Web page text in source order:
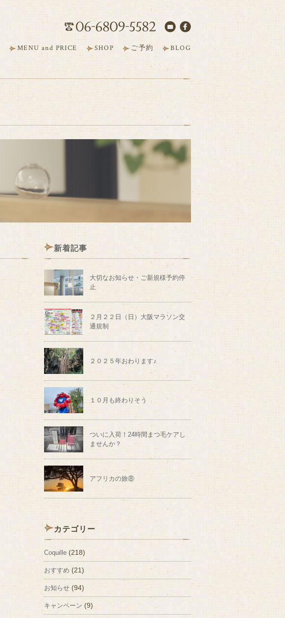
MENU and PRICE SHOP ご予約 BLOG
新着記事
大切なお知らせ・ご新規様予約停
止
２月２２日（日）大阪マラソン交
通規制
２０２５年おわります♪
１０月も終わりそう
ついに入荷！24時間まつ毛ケアし
ませんか？
アフリカの旅⑧
カテゴリー
Coquille (218)
おすすめ (21)
お知らせ (94)
キャンペーン (9)